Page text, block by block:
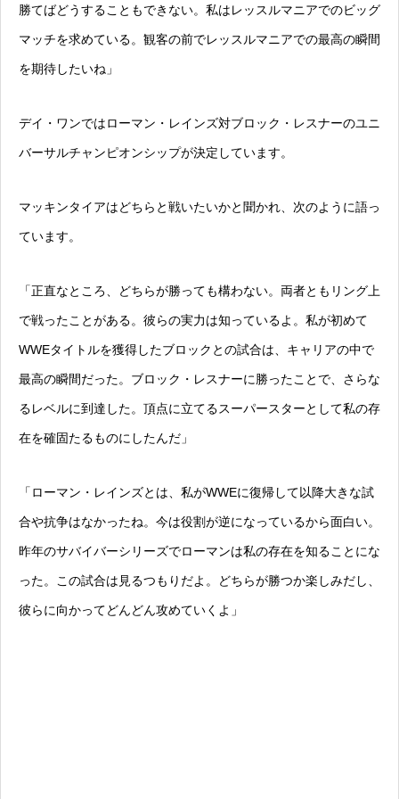
勝てばどうすることもできない。私はレッスルマニアでのビッグ
マッチを求めている。観客の前でレッスルマニアでの最高の瞬間
を期待したいね」
デイ・ワンではローマン・レインズ対ブロック・レスナーのユニ
バーサルチャンピオンシップが決定しています。
マッキンタイアはどちらと戦いたいかと聞かれ、次のように語っ
ています。
「正直なところ、どちらが勝っても構わない。両者ともリング上
で戦ったことがある。彼らの実力は知っているよ。私が初めて
WWEタイトルを獲得したブロックとの試合は、キャリアの中で
最高の瞬間だった。ブロック・レスナーに勝ったことで、さらな
るレベルに到達した。頂点に立てるスーパースターとして私の存
在を確固たるものにしたんだ」
「ローマン・レインズとは、私がWWEに復帰して以降大きな試
合や抗争はなかったね。今は役割が逆になっているから面白い。
昨年のサバイバーシリーズでローマンは私の存在を知ることにな
った。この試合は見るつもりだよ。どちらが勝つか楽しみだし、
彼らに向かってどんどん攻めていくよ」